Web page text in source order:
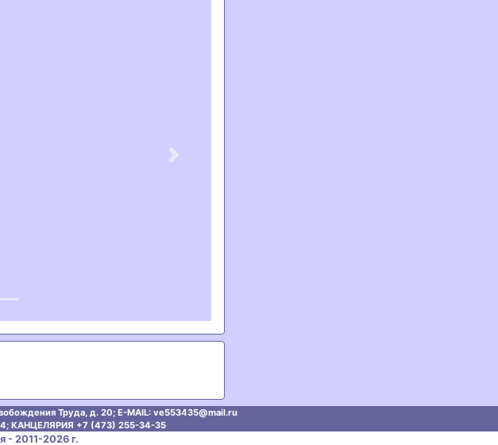
Next
Труда, д. 20; E-MAIL: ve553435@mаil.ru
КАНЦЕЛЯРИЯ +7 (473) 255-34-35
- 2011-2026 г.